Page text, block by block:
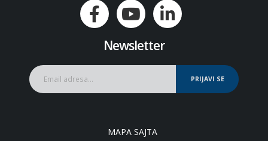
Newsletter
PRIJAVI SE
MAPA SAJTA